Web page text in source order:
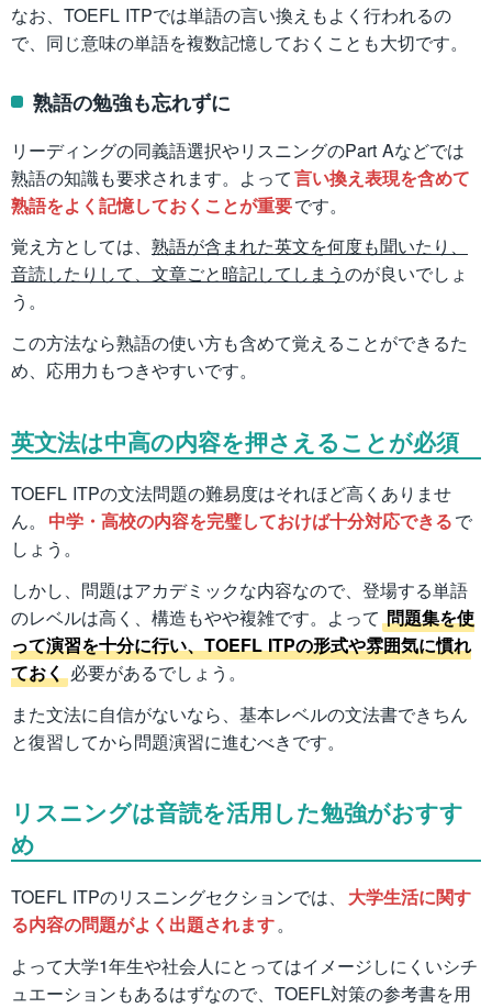
なお、TOEFL ITPでは単語の言い換えもよく行われるの
で、同じ意味の単語を複数記憶しておくことも大切です。
熟語の勉強も忘れずに
リーディングの同義語選択やリスニングのPart Aなどでは
熟語の知識も要求されます。よって言い換え表現を含めて
熟語をよく記憶しておくことが重要です。
覚え方としては、 熟語が含まれた英文を何度も聞いたり、
音読したりして、文章ごと暗記してしまうのが良いでしょ
う。
この方法なら熟語の使い方も含めて覚えることができるた
め、応用力もつきやすいです。
英文法は中高の内容を押さえることが必須
TOEFL ITPの文法問題の難易度はそれほど高くありませ
ん。
中学・高校の内容を完璧しておけば十分対応できるで
しょう。
しかし、問題はアカデミックな内容なので、登場する単語
のレベルは高く、構造もやや複雑です。よって 問題集を使
って演習を十分に行い、TOEFL ITPの形式や雰囲気に慣れ
ておく 必要があるでしょう。
また文法に自信がないなら、基本レベルの文法書できちん
と復習してから問題演習に進むべきです。
リスニングは音読を活用した勉強がおすす
め
TOEFL ITPのリスニングセクションでは、
大学生活に関す
る内容の問題がよく出題されます。
よって大学1年生や社会人にとってはイメージしにくいシチ
ュエーションもあるはずなので、TOEFL対策の参考書を用